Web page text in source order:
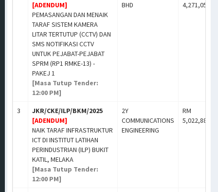
[ADENDUM]
PEMASANGAN DAN MENAIK
TARAF SISTEM KAMERA
LITAR TERTUTUP (CCTV) DAN
SMS NOTIFIKASI CCTV
UNTUK PEJABAT-PEJABAT
SPRM (RP1 RMKE-13) -
PAKEJ 1
[Masa Tutup Tender:
12:00 PM]
BHD
4,271,050.00
3
JKR/CKE/ILP/BKM/2025
[ADENDUM]
NAIK TARAF INFRASTRUKTUR
ICT DI INSTITUT LATIHAN
PERINDUSTRIAN (ILP) BUKIT
KATIL, MELAKA
[Masa Tutup Tender:
12:00 PM]
2Y
COMMUNICATIONS
ENGINEERING
RM
5,022,888.00